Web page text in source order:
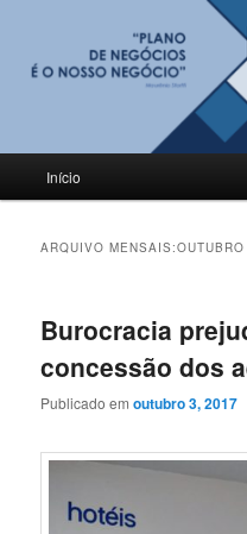
BLOG M.Stortti
principal
Início
ARQUIVO MENSAIS:
Burocracia
concessão dos
Publicado emoutubro 3, 2017